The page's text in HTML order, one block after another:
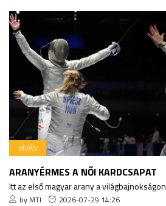
VÍVÁS
ARANYÉRMES A NŐI KARDCSAPAT
Itt az első magyar arany a világbajnokságon
by MTI 2026-07-29 14:26